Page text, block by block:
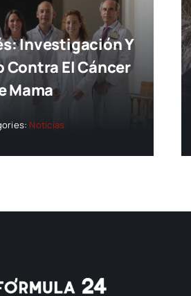
Investigación Y
Contra El Cáncer
Mama
Noticias